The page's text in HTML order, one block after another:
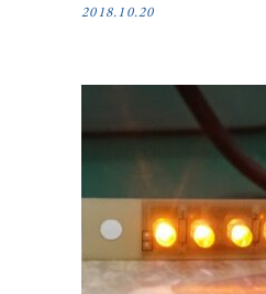
2018.10.20